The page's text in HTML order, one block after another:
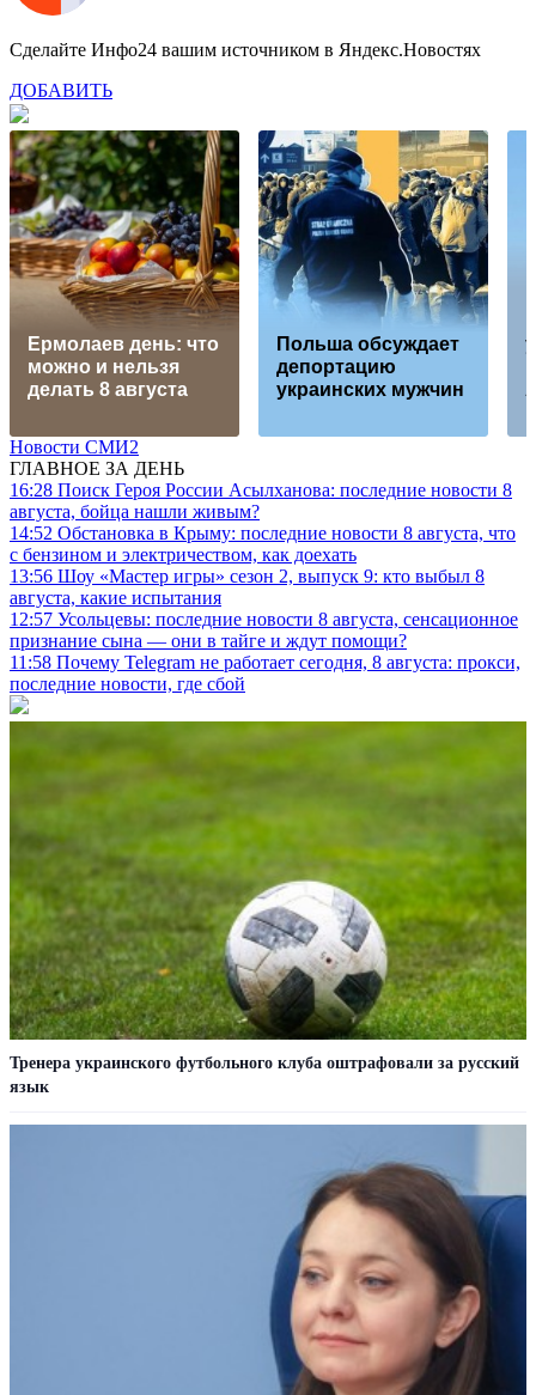
Сделайте Инфо24 вашим источником в Яндекс.Новостях
ДОБАВИТЬ
Ермолаев день: что
можно и нельзя
делать 8 августа
Польша обсуждает
депортацию
украинских мужчин
Новости СМИ2
ГЛАВНОЕ ЗА ДЕНЬ
16:28 Поиск Героя России Асылханова: последние новости 8
августа, бойца нашли живым?
14:52 Обстановка в Крыму: последние новости 8 августа, что
с бензином и электричеством, как доехать
13:56 Шоу «Мастер игры» сезон 2, выпуск 9: кто выбыл 8
августа, какие испытания
12:57 Усольцевы: последние новости 8 августа, сенсационное
признание сына — они в тайге и ждут помощи?
11:58 Почему Telegram не работает сегодня, 8 августа: прокси,
последние новости, где сбой
Тренера украинского футбольного клуба оштрафовали за русский
язык